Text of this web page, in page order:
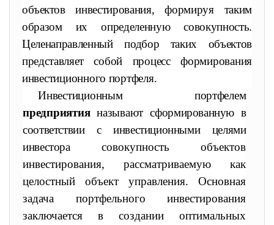
объектовинвестирования, формируя таким
образом их определенную совокупность.
Целенаправленный подбор таких объектов
представляетсобой процесс формирования
инвестиционного портфеля.
Инвестиционным портфелем
предприятияназывают сформированную в
соответствии с инвестиционными целями
инвестора совокупность объектов
инвестирования, рассматриваемую как
целостный объект управления. Основная
задача портфельного инвестирования
заключается в создании оптимальных